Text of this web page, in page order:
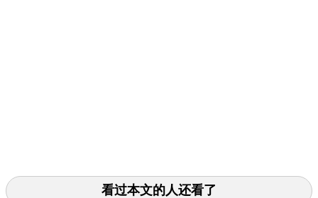
看过本文的人还看了